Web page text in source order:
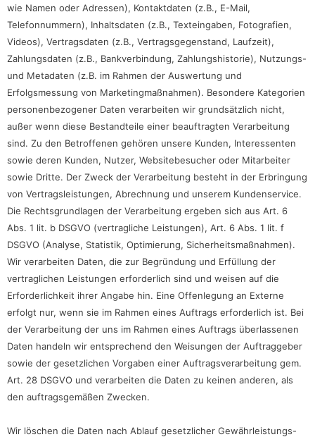
wie Namen oder Adressen), Kontaktdaten (z.B., E-Mail,
Telefonnummern), Inhaltsdaten (z.B., Texteingaben, Fotografien,
Videos), Vertragsdaten (z.B., Vertragsgegenstand, Laufzeit),
Zahlungsdaten (z.B., Bankverbindung, Zahlungshistorie), Nutzungs-
und Metadaten (z.B. im Rahmen der Auswertung und
Erfolgsmessung von Marketingmaßnahmen). Besondere Kategorien
personenbezogener Daten verarbeiten wir grundsätzlich nicht,
außer wenn diese Bestandteile einer beauftragten Verarbeitung
sind. Zu den Betroffenen gehören unsere Kunden, Interessenten
sowie deren Kunden, Nutzer, Websitebesucher oder Mitarbeiter
sowie Dritte. Der Zweck der Verarbeitung besteht in der Erbringung
von Vertragsleistungen, Abrechnung und unserem Kundenservice.
Die Rechtsgrundlagen der Verarbeitung ergeben sich aus Art. 6
Abs. 1 lit. b DSGVO (vertragliche Leistungen), Art. 6 Abs. 1 lit. f
DSGVO (Analyse, Statistik, Optimierung, Sicherheitsmaßnahmen).
Wir verarbeiten Daten, die zur Begründung und Erfüllung der
vertraglichen Leistungen erforderlich sind und weisen auf die
Erforderlichkeit ihrer Angabe hin. Eine Offenlegung an Externe
erfolgt nur, wenn sie im Rahmen eines Auftrags erforderlich ist. Bei
der Verarbeitung der uns im Rahmen eines Auftrags überlassenen
Daten handeln wir entsprechend den Weisungen der Auftraggeber
sowie der gesetzlichen Vorgaben einer Auftragsverarbeitung gem.
Art. 28 DSGVO und verarbeiten die Daten zu keinen anderen, als
den auftragsgemäßen Zwecken.
Wir löschen die Daten nach Ablauf gesetzlicher Gewährleistungs-